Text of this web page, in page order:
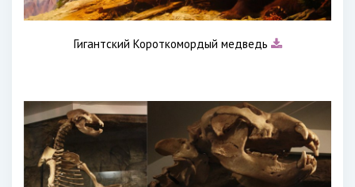
Гигантский Короткомордый медведь